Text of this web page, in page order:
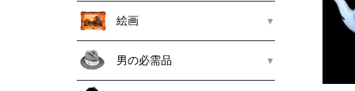
絵画
男の必需品